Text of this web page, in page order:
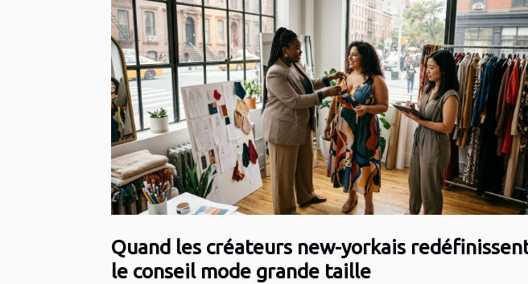
Quand les créateurs new-yorkais
le conseil mode grande taille